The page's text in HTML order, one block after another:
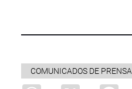
COMUNICADOS DE PRENSA
WhatsApp
X